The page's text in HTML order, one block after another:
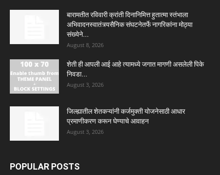
बारामतीत रविवारी क्रांती दिनानिमित्त हुतात्मा स्तंभाला
अभिवादनस्वातंत्र्यसैनिक संघटनेतर्फे नागरिकांना मोठ्या
संख्येने...
August 8, 2026
शेती ही आपली आई आहे त्यामध्ये जगात मागणी असलेली पिके
निवडा...
August 3, 2026
जिल्ह्यातील शेतकऱ्यांनी कर्जमुक्ती योजनेसाठी आधार
प्रमाणीकरण करून घेण्याचे आवाहन
August 3, 2026
POPULAR POSTS